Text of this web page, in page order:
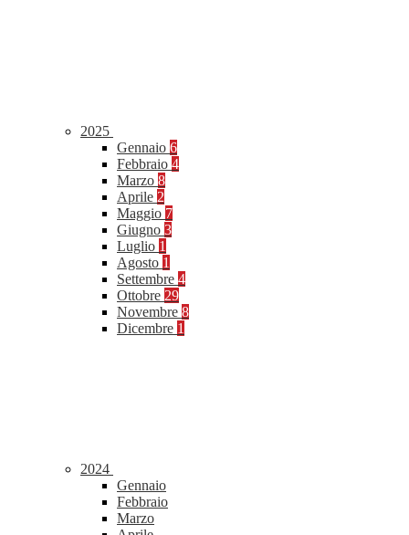
2025
Gennaio 6
Febbraio 4
Marzo 8
Aprile 2
Maggio 7
Giugno 3
Luglio 1
Agosto 1
Settembre 4
Ottobre 29
Novembre 8
Dicembre 1
2024
Gennaio
Febbraio
Marzo